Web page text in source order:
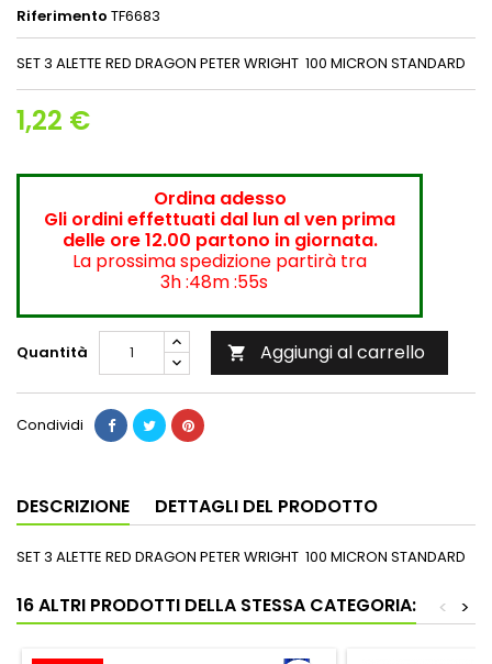
Riferimento TF6683
SET 3 ALETTE RED DRAGON PETER WRIGHT 100 MICRON STANDARD
1,22 €
Ordina adesso
Gli ordini effettuati dal lun al ven prima
delle ore 12.00 partono in giornata.
La prossima spedizione partirà tra
3h :48m :55s
Quantità  Aggiungi al carrello
Condividi
DESCRIZIONE DETTAGLI DEL PRODOTTO
SET 3 ALETTE RED DRAGON PETER WRIGHT 100 MICRON STANDARD
16 ALTRI PRODOTTI DELLA STESSA CATEGORIA: >
<